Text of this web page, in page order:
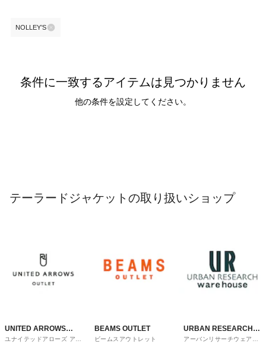
NOLLEY’S
条件に一致するアイテムは見つかりません
他の条件を設定してください。
テーラードジャケットの取り扱いショップ
UNITED ARROWS
OUTLET
ユナイテッドアローズ アウ
BEAMS OUTLET
ビームスアウトレット
URBAN RESEARCH
ware house
アーバンリサーチウェアハ